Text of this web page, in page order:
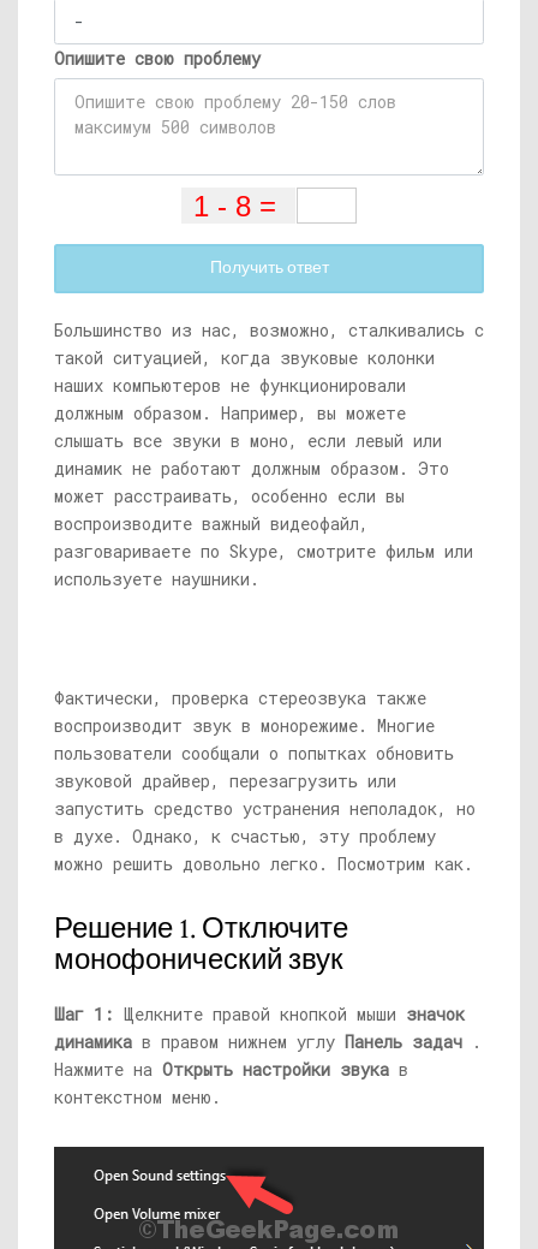
Опишите свою проблему
Получить ответ
Большинство из нас, возможно, сталкивались с
такой ситуацией, когда звуковые колонки
наших компьютеров не функционировали
должным образом. Например, вы можете
слышать все звуки в моно, если левый или
динамик не работают должным образом. Это
может расстраивать, особенно если вы
воспроизводите важный видеофайл,
разговариваете по Skype, смотрите фильм или
используете наушники.
Фактически, проверка стереозвука также
воспроизводит звук в монорежиме. Многие
пользователи сообщали о попытках обновить
звуковой драйвер, перезагрузить или
запустить средство устранения неполадок, но
в духе. Однако, к счастью, эту проблему
можно решить довольно легко. Посмотрим как.
Решение 1. Отключите
монофонический звук
Шаг 1: Щелкните правой кнопкой мыши значок
динамика в правом нижнем углу Панель задач .
Нажмите на Открыть настройки звука в
контекстном меню.